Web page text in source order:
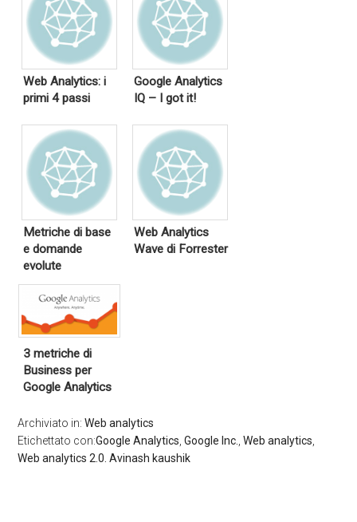
Web Analytics: i
primi 4 passi
Google Analytics
IQ – I got it!
Metriche di base
e domande
evolute
Web Analytics
Wave di Forrester
3 metriche di
Business per
Google Analytics
Archiviato in:Web analytics
Etichettato con:Google Analytics ,Google Inc. ,Web analytics
Web analytics 2.0. Avinash kaushik